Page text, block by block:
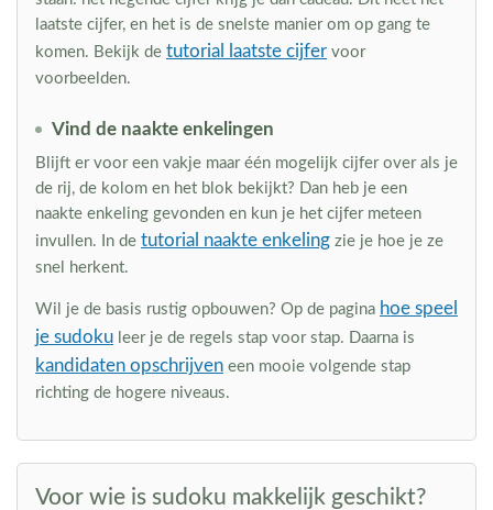
laatste cijfer, en het is de snelste manier om op gang te
komen. Bekijk de tutorial laatste cijfer voor
voorbeelden.
Vind de naakte enkelingen
Blijft er voor een vakje maar één mogelijk cijfer over als je
de rij, de kolom en het blok bekijkt? Dan heb je een
naakte enkeling gevonden en kun je het cijfer meteen
invullen. In de tutorial naakte enkeling zie je hoe je ze
snel herkent.
Wil je de basis rustig opbouwen? Op de pagina hoe speel
je sudoku leer je de regels stap voor stap. Daarna is
kandidaten opschrijven een mooie volgende stap
richting de hogere niveaus.
Voor wie is sudoku makkelijk geschikt?